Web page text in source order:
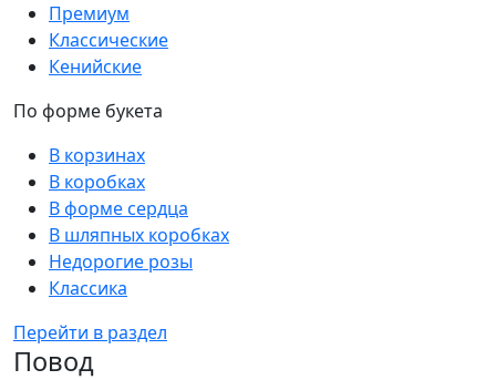
Премиум
Классические
Кенийские
По форме букета
В корзинах
В коробках
В форме сердца
В шляпных коробках
Недорогие розы
Классика
Перейти в раздел
Повод